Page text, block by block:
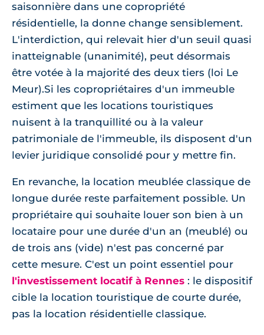
saisonnière dans une copropriété
résidentielle, la donne change sensiblement.
L'interdiction, qui relevait hier d'un seuil quasi
inatteignable (unanimité), peut désormais
être votée à la majorité des deux tiers (loi Le
Meur).Si les copropriétaires d'un immeuble
estiment que les locations touristiques
nuisent à la tranquillité ou à la valeur
patrimoniale de l'immeuble, ils disposent d'un
levier juridique consolidé pour y mettre fin.
En revanche, la location meublée classique de
longue durée reste parfaitement possible. Un
propriétaire qui souhaite louer son bien à un
locataire pour une durée d'un an (meublé) ou
de trois ans (vide) n'est pas concerné par
cette mesure. C'est un point essentiel pour
l'investissement locatif à Rennes : le dispositif
cible la location touristique de courte durée,
pas la location résidentielle classique.